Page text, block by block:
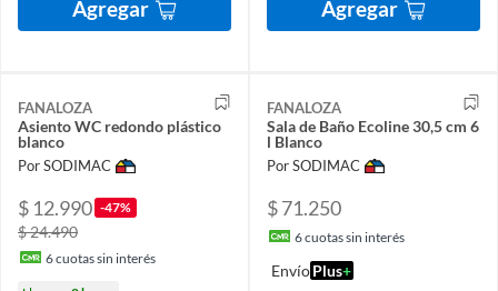
Agregar Agregar
FANALOZA
Asiento WC redondo plástico
blanco
Por SODIMAC
$ 12.990 -47%
$ 24.490
6cuotas sin interés
FANALOZA
Sala de Baño Ecoline 30,5 cm 6
l Blanco
Por SODIMAC
$ 71.250
6cuotas sin interés
EnvíoPlus+